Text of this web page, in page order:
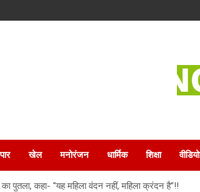
खेल मनोरंजन धार्मिक शिक्षा वीडियो
पुतला, कहा- “यह महिला वंदन नहीं, महिला क्रंदन है”!!